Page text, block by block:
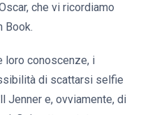
che vi ricordiamo
Book.
loro conoscenze, i
di scattarsi selfie
Jenner e, ovviamente, di